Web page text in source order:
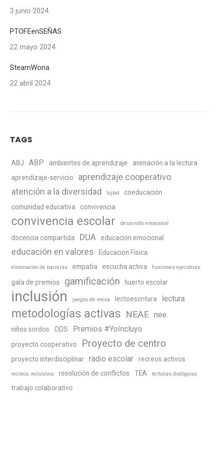
3 junio 2024
PTOFEenSEÑAS
22 mayo 2024
SteamWona
22 abril 2024
TAGS
ABJ ABP ambientes de aprendizaje
animación a la lectura
aprendizaje-servicio
aprendizaje cooperativo
atención a la diversidad
bijbol
coeducación
comunidad educativa
convivencia
convivencia escolar desarrollo emocional
docencia compartida DUA educación emocional
educación en valores Educación Física
eliminación de barreras empatía escucha activa funciones ejecutivas
gala de premios gamificación huerto escolar
inclusión juegos de mesa lectoescritura lectura
metodologías activas NEAE nee
niños sordos ODS Premios #YoIncluyo
proyecto cooperativo Proyecto de centro
proyecto interdisciplinar radio escolar recreos activos
recreos inclusivos resolución de conflictos TEA tertulias dialógicas
trabajo colaborativo